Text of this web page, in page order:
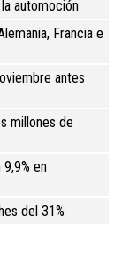
automoción
Francia e
antes
millones de
en
del 31%